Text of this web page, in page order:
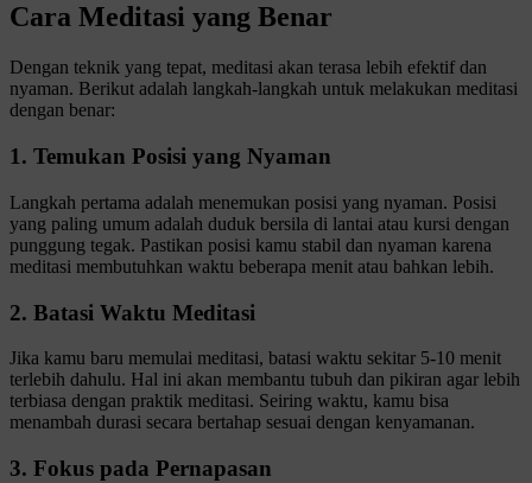
Cara Meditasi yang Benar
Dengan teknik yang tepat, meditasi akan terasa lebih efektif dan
nyaman. Berikut adalah langkah-langkah untuk melakukan meditasi
dengan benar:
1. Temukan Posisi yang Nyaman
Langkah pertama adalah menemukan posisi yang nyaman. Posisi
yang paling umum adalah duduk bersila di lantai atau kursi dengan
punggung tegak. Pastikan posisi kamu stabil dan nyaman karena
meditasi membutuhkan waktu beberapa menit atau bahkan lebih.
2. Batasi Waktu Meditasi
Jika kamu baru memulai meditasi, batasi waktu sekitar 5-10 menit
terlebih dahulu. Hal ini akan membantu tubuh dan pikiran agar lebih
terbiasa dengan praktik meditasi. Seiring waktu, kamu bisa
menambah durasi secara bertahap sesuai dengan kenyamanan.
3. Fokus pada Pernapasan